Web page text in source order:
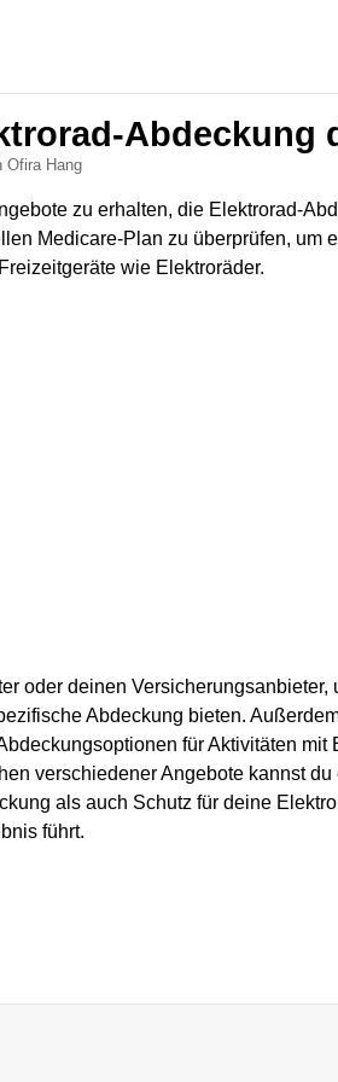
Abdeckung
Ofira Hang
zu erhalten, die Elektrorad-
Medicare-Plan zu überprüfen, um
wie Elektroräder.
oder deinen
Abdeckung bieten.
für Aktivitäten
verschiedener Angebote kannst
als auch Schutz für deine
führt.